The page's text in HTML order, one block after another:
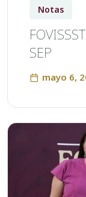
Notas
SEP
mayo 6,